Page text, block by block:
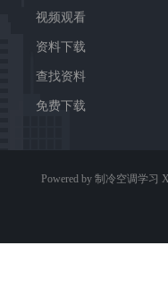
视频观看
资料下载
查找资料
免费下载
Powered by 制冷空调学习